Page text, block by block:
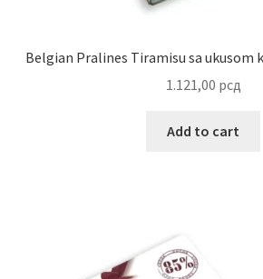
Belgian Pralines Tiramisu sa ukusom
1.121,00 рсд
Add to cart